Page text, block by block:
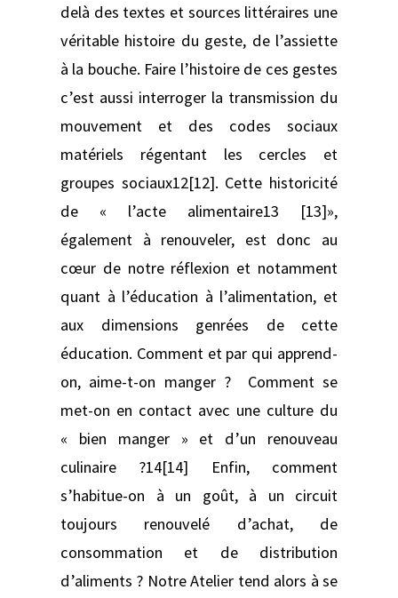
delà des textes et sources littéraires une
véritable histoire du geste, de l’assiette
à la bouche. Faire l’histoire de ces gestes
c’est aussi interroger la transmission du
mouvement et des codes sociaux
matériels régentant les cercles et
groupes sociaux12[12]. Cette historicité
de « l’acte alimentaire13 [13]»,
également à renouveler, est donc au
cœur de notre réflexion et notamment
quant à l’éducation à l’alimentation, et
aux dimensions genrées de cette
éducation. Comment et par qui apprend-
on, aime-t-on manger ? Comment se
met-on en contact avec une culture du
« bien manger » et d’un renouveau
culinaire ?14[14] Enfin, comment
s’habitue-on à un goût, à un circuit
toujours renouvelé d’achat, de
consommation et de distribution
d’aliments ? Notre Atelier tend alors à se